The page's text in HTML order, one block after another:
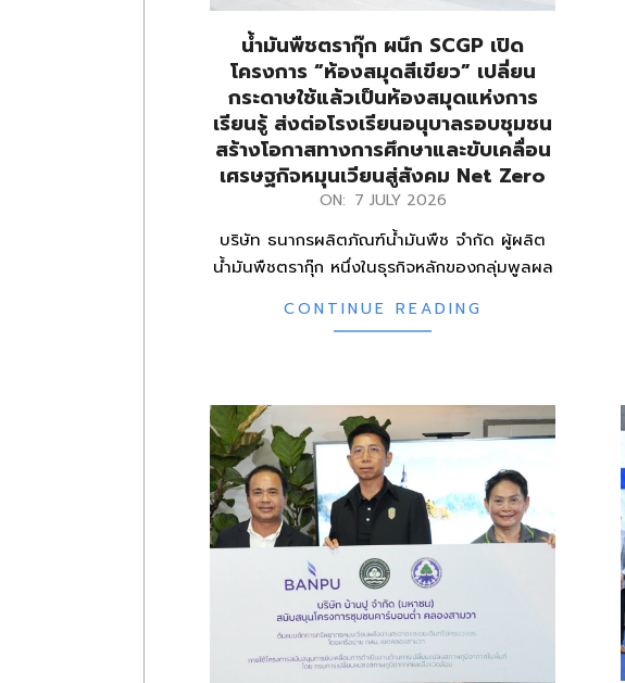
น้ำมันพืชตรากุ๊ก ผนึก SCGP เปิด
โครงการ “ห้องสมุดสีเขียว” เปลี่ยน
กระดาษใช้แล้วเป็นห้องสมุดแห่งการ
เรียนรู้ ส่งต่อโรงเรียนอนุบาลรอบชุมชน
สร้างโอกาสทางการศึกษาและขับเคลื่อน
เศรษฐกิจหมุนเวียนสู่สังคม Net Zero
07-
07
ON: 7 JULY 2026
บริษัท ธนากรผลิตภัณฑ์น้ำมันพืช จำกัด ผู้ผลิต
น้ำมันพืชตรากุ๊ก หนึ่งในธุรกิจหลักของกลุ่มพูลผล
CONTINUE READING